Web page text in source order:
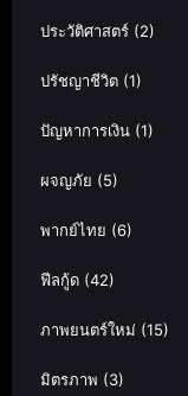
ประวัติศาสตร์ (2)
ปรัชญาชีวิต (1)
ปัญหาการเงิน (1)
ผจญภัย (5)
พากย์ไทย (6)
ฟีลกู้ด (42)
ภาพยนตร์ใหม่ (15)
มิตรภาพ (3)